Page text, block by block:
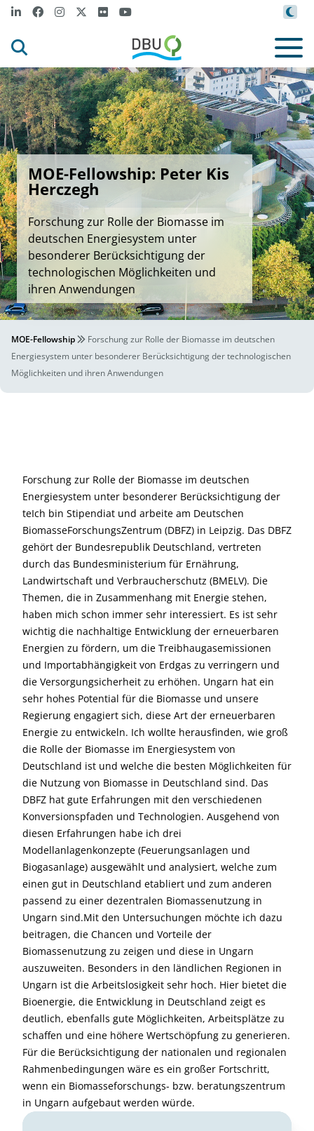
MOE-Fellowship: Peter Kis
Herczegh
Forschung zur Rolle der Biomasse im
deutschen Energiesystem unter
besonderer Berücksichtigung der
technologischen Möglichkeiten und
ihren Anwendungen
MOE-Fellowship
Forschung zur Rolle der Biomasse im deutschen
Energiesystem unter besonderer Berücksichtigung der technologischen
Möglichkeiten und ihren Anwendungen
Forschung zur Rolle der Biomasse im deutschen
Energiesystem unter besonderer Berücksichtigung der
teIch bin Stipendiat und arbeite am Deutschen
BiomasseForschungsZentrum (DBFZ) in Leipzig. Das DBFZ
gehört der Bundesrepublik Deutschland, vertreten
durch das Bundesministerium für Ernährung,
Landwirtschaft und Verbraucherschutz (BMELV). Die
Themen, die in Zusammenhang mit Energie stehen,
haben mich schon immer sehr interessiert. Es ist sehr
wichtig die nachhaltige Entwicklung der erneuerbaren
Energien zu fördern, um die Treibhaugasemissionen
und Importabhängigkeit von Erdgas zu verringern und
die Versorgungsicherheit zu erhöhen. Ungarn hat ein
sehr hohes Potential für die Biomasse und unsere
Regierung engagiert sich, diese Art der erneuerbaren
Energie zu entwickeln. Ich wollte herausfinden, wie groß
die Rolle der Biomasse im Energiesystem von
Deutschland ist und welche die besten Möglichkeiten für
die Nutzung von Biomasse in Deutschland sind. Das
DBFZ hat gute Erfahrungen mit den verschiedenen
Konversionspfaden und Technologien. Ausgehend von
diesen Erfahrungen habe ich drei
Modellanlagenkonzepte (Feuerungsanlagen und
Biogasanlage) ausgewählt und analysiert, welche zum
einen gut in Deutschland etabliert und zum anderen
passend zu einer dezentralen Biomassenutzung in
Ungarn sind.Mit den Untersuchungen möchte ich dazu
beitragen, die Chancen und Vorteile der
Biomassenutzung zu zeigen und diese in Ungarn
auszuweiten. Besonders in den ländlichen Regionen in
Ungarn ist die Arbeitslosigkeit sehr hoch. Hier bietet die
Bioenergie, die Entwicklung in Deutschland zeigt es
deutlich, ebenfalls gute Möglichkeiten, Arbeitsplätze zu
schaffen und eine höhere Wertschöpfung zu generieren.
Für die Berücksichtigung der nationalen und regionalen
Rahmenbedingungen wäre es ein großer Fortschritt,
wenn ein Biomasseforschungs- bzw. beratungszentrum
in Ungarn aufgebaut werden würde.